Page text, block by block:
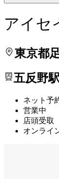
アイセ
東京都
五反野
ネット予
営業中
店頭受取
オンライ